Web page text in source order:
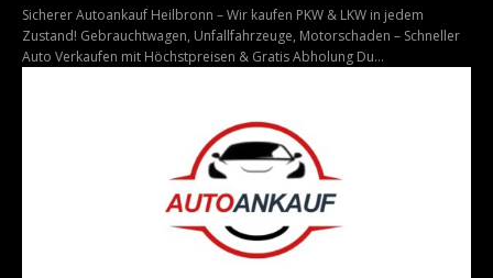
Sicherer Autoankauf Heilbronn – Wir kaufen PKW & LKW in jedem
Zustand! Gebrauchtwagen, Unfallfahrzeuge, Motorschaden – Schneller
Auto Verkaufen mit Höchstpreisen & Gratis Abholung Du...